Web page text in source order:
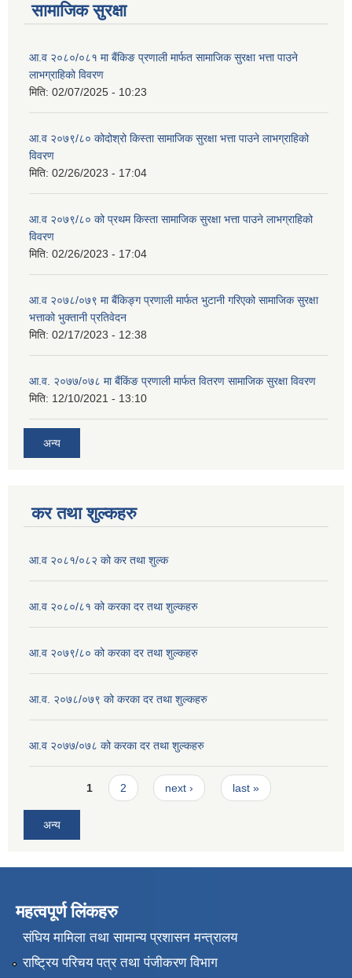
सामाजिक सुरक्षा
आ.व २०८०/०८१ मा बैंकिङ प्रणाली मार्फत सामाजिक सुरक्षा भत्ता पाउने
लाभग्राहिको विवरण
मिति: 02/07/2025 - 10:23
आ.व २०७९/८० कोदोश्रो किस्ता सामाजिक सुरक्षा भत्ता पाउने लाभग्राहिको
विवरण
मिति: 02/26/2023 - 17:04
आ.व २०७९/८० को प्रथम किस्ता सामाजिक सुरक्षा भत्ता पाउने लाभग्राहिको
विवरण
मिति: 02/26/2023 - 17:04
आ.व २०७८/०७९ मा बैंकिङ्ग प्रणाली मार्फत भुटानी गरिएको सामाजिक सुरक्षा
भत्ताको भुक्तानी प्रतिवेदन
मिति: 02/17/2023 - 12:38
आ.व. २०७७/०७८ मा बैंकिंङ प्रणाली मार्फत वितरण सामाजिक सुरक्षा विवरण
मिति: 12/10/2021 - 13:10
अन्य
कर तथा शुल्कहरु
आ.व २०८१/०८२ को कर तथा शुल्क
आ.व २०८०/८१ को करका दर तथा शुल्कहरु
आ.व २०७९/८० को करका दर तथा शुल्कहरु
आ.व. २०७८/०७९ को करका दर तथा शुल्कहरु
आ.व २०७७/०७८ को करका दर तथा शुल्कहरु
Pages1 2 next › last »
अन्य
महत्वपूर्ण लिंकहरु
संघिय मामिला तथा सामान्य प्रशासन मन्त्रालय
राष्ट्रिय परिचय पत्र तथा पंजीकरण विभाग